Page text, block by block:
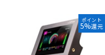
ポイント
5%還元